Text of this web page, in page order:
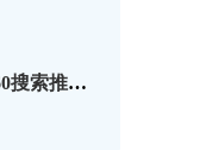
数据有了360搜索推广关键词如何分析